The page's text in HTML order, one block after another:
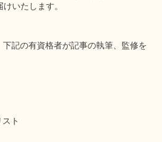
いたします。
記の有資格者が記事の執筆、監修を
ト